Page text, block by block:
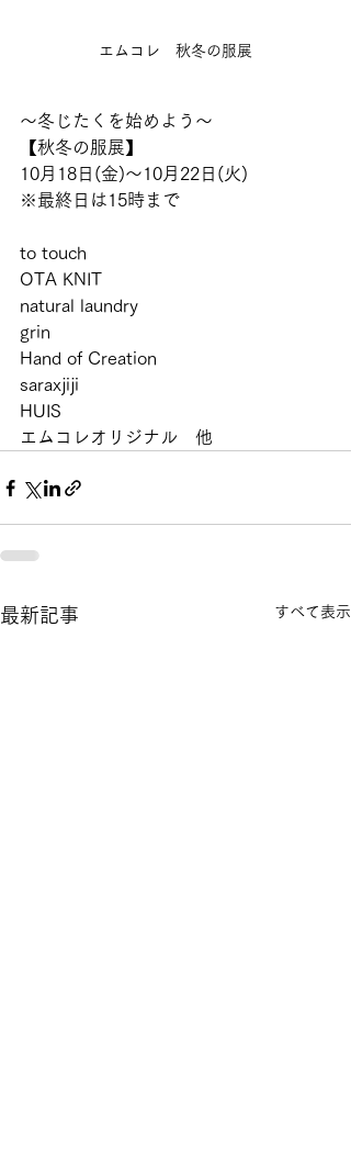
エムコレ　秋冬の服展
～冬じたくを始めよう～
【秋冬の服展】
10月18日(金)～10月22日(火)
※最終日は15時まで
to touch
OTA KNIT
natural laundry
grin
Hand of Creation
saraxjiji
HUIS
エムコレオリジナル　他
最新記事 すべて表示